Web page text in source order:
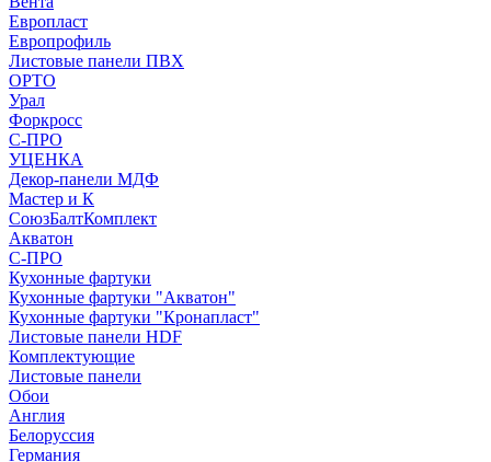
Европласт
Европрофиль
Листовые панели ПВХ
ОРТО
Урал
Форкросс
С-ПРО
УЦЕНКА
Декор-панели МДФ
Мастер и К
СоюзБалтКомплект
Акватон
С-ПРО
Кухонные фартуки
Кухонные фартуки "Акватон"
Кухонные фартуки "Кронапласт"
Листовые панели HDF
Комплектующие
Листовые панели
Обои
Англия
Белоруссия
Германия